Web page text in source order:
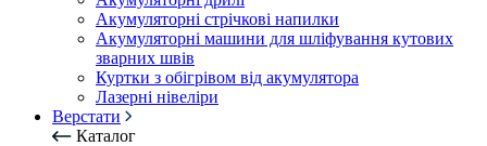
Акумуляторні стрічкові напилки
Акумуляторні машини для шліфування кутових
зварних швів
Куртки з обігрівом від акумулятора
Лазерні нівеліри
Верстати
Каталог